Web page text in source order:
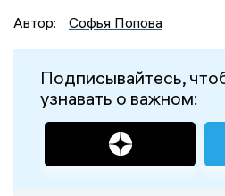
Автор:
Софья Попова
Подписывайтесь,
узнавать о важном: